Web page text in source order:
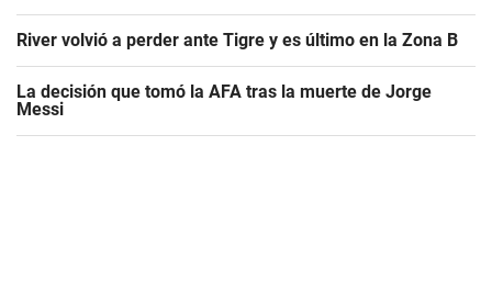
River volvió a perder ante Tigre y es último en la Zona B
La decisión que tomó la AFA tras la muerte de Jorge
Messi